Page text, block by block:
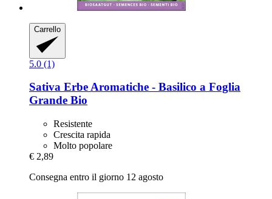
Carrello
5.0 (1)
Sativa Erbe Aromatiche -​ Basilico a Foglia
Grande Bio
Resistente
Crescita rapida
Molto popolare
€ 2,89
Consegna entro il giorno 12 agosto